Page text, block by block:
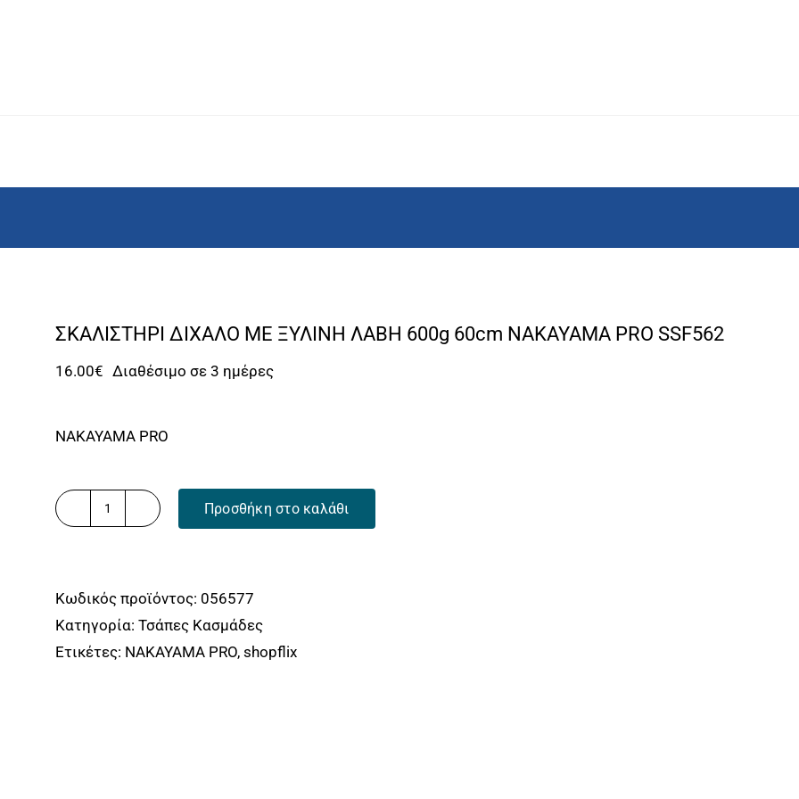
ΣΚΑΛΙΣΤΗΡΙ ΔΙΧΑΛΟ ΜΕ ΞΥΛΙΝΗ ΛΑΒΗ 600g 60cm NAKAYAMA PRO SSF562
16.00€ Διαθέσιμο σε 3 ημέρες
NAKAYAMA PRO
ΣΚΑΛΙΣΤΗΡΙ
ΞΥΛΙΝΗ
ΛΑΒΗ
600g
Προσθήκη στο καλάθι
Κωδικός προϊόντος: 056577
Κατηγορία: Τσάπες Κασμάδες
Ετικέτες: NAKAYAMA PRO, shopflix